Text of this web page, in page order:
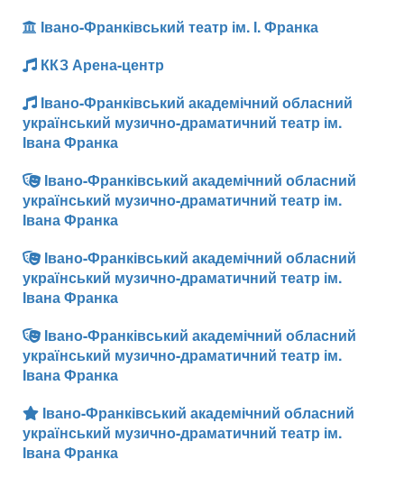
Івано-Франківський театр ім. І. Франка
ККЗ Арена-центр
Івано-Франківський академічний обласний
український музично-драматичний театр ім.
Івана Франка
Івано-Франківський академічний обласний
український музично-драматичний театр ім.
Івана Франка
Івано-Франківський академічний обласний
український музично-драматичний театр ім.
Івана Франка
Івано-Франківський академічний обласний
український музично-драматичний театр ім.
Івана Франка
Івано-Франківський академічний обласний
український музично-драматичний театр ім.
Івана Франка